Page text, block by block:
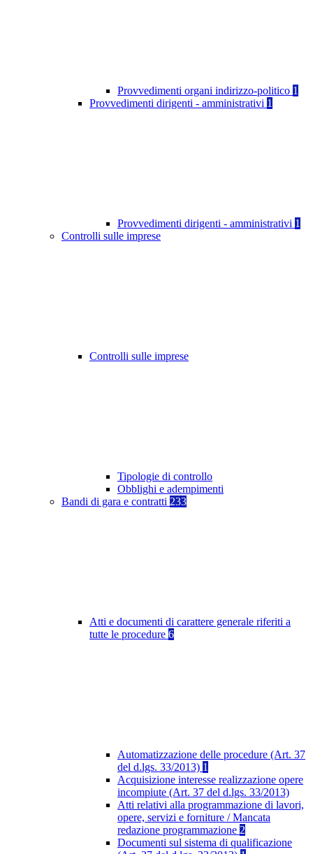
Provvedimenti organi indirizzo-politico 1
Provvedimenti dirigenti - amministrativi 1
Provvedimenti dirigenti - amministrativi 1
Controlli sulle imprese
Controlli sulle imprese
Tipologie di controllo
Obblighi e adempimenti
Bandi di gara e contratti 233
Atti e documenti di carattere generale riferiti a
tutte le procedure 6
Automatizzazione delle procedure (Art. 37
del d.lgs. 33/2013) 1
Acquisizione interesse realizzazione opere
incompiute (Art. 37 del d.lgs. 33/2013)
Atti relativi alla programmazione di lavori,
opere, servizi e forniture / Mancata
redazione programmazione 2
Documenti sul sistema di qualificazione